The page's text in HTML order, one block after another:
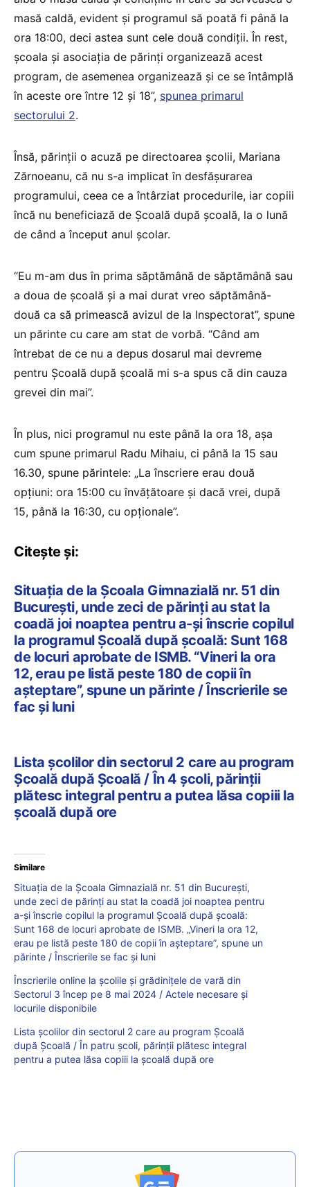
masă caldă, evident și programul să poată fi până la
ora 18:00, deci astea sunt cele două condiții. În rest,
școala și asociația de părinți organizează acest
program, de asemenea organizează și ce se întâmplă
în aceste ore între 12 și 18”, spunea primarul
sectorului 2.
Însă, părinții o acuză pe directoarea școlii, Mariana
Zărnoeanu, că nu s-a implicat în desfășurarea
programului, ceea ce a întârziat procedurile, iar copiii
încă nu beneficiază de Școală după școală, la o lună
de când a început anul școlar.
“Eu m-am dus în prima săptămână de săptămână sau
a doua de școală și a mai durat vreo săptămână-
două ca să primească avizul de la Inspectorat”, spune
un părinte cu care am stat de vorbă. “Când am
întrebat de ce nu a depus dosarul mai devreme
pentru Școală după școală mi s-a spus că din cauza
grevei din mai”.
În plus, nici programul nu este până la ora 18, așa
cum spune primarul Radu Mihaiu, ci până la 15 sau
16.30, spune părintele: „La înscriere erau două
opțiuni: ora 15:00 cu învățătoare și dacă vrei, după
15, până la 16:30, cu opționale”.
Citește și:
Situația de la Școala Gimnazială nr. 51 din
București, unde zeci de părinți au stat la
coadă joi noaptea pentru a-și înscrie copilul
la programul Școală după școală: Sunt 168
de locuri aprobate de ISMB. “Vineri la ora
12, erau pe listă peste 180 de copii în
așteptare”, spune un părinte / Înscrierile se
fac și luni
Lista școlilor din sectorul 2 care au program
Școală după Școală / În 4 școli, părinții
plătesc integral pentru a putea lăsa copiii la
școală după ore
Similare
Situația de la Școala Gimnazială nr. 51 din București,
unde zeci de părinți au stat la coadă joi noaptea pentru
a-și înscrie copilul la programul Școală după școală:
Sunt 168 de locuri aprobate de ISMB. „Vineri la ora 12,
erau pe listă peste 180 de copii în așteptare”, spune un
părinte / Înscrierile se fac și luni
Înscrierile online la școlile și grădinițele de vară din
Sectorul 3 încep pe 8 mai 2024 / Actele necesare și
locurile disponibile
Lista școlilor din sectorul 2 care au program Școală
după Școală / În patru școli, părinții plătesc integral
pentru a putea lăsa copiii la școală după ore